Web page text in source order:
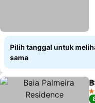
Pilih tanggal untuk
sama
3